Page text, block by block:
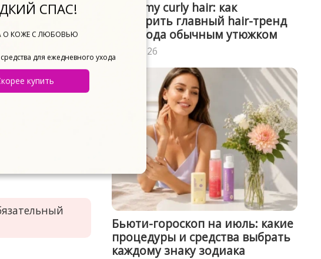
кожи и более
с
I love my curly hair: как
повторить главный hair-тренд
2026 года обычным утюжком
15.07.2026
Бьюти-гороскоп на июль: какие
процедуры и средства выбрать
каждому знаку зодиака
СПАС!
О КОЖЕ С ЛЮБОВЬЮ
для ежедневного ухода
купить